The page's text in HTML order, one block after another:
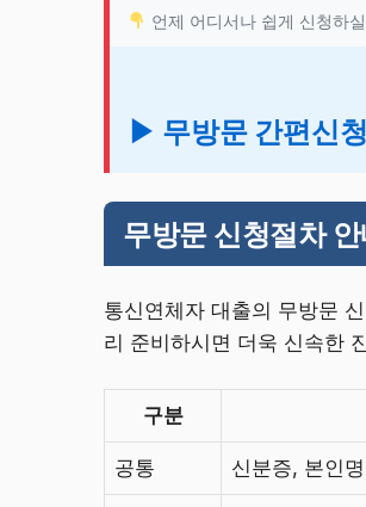
언제 어디서나 쉽게 신청하
▶ 무방문 간편신청
무방문 신청절차 안
통신연체자 대출의 무방문
리 준비하시면 더욱 신속한
구분
공통 신분증, 본인